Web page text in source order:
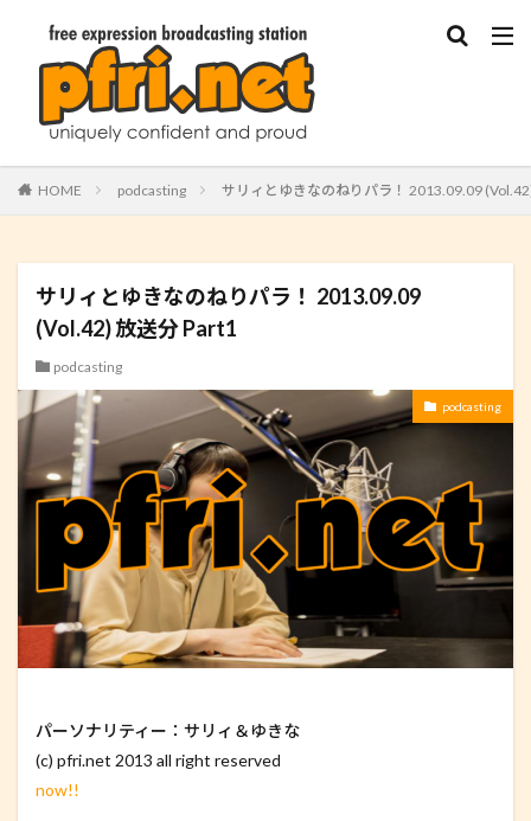
HOME podcasting サリィとゆきなのねりパラ！ 2013.09.09
サリィとゆきなのねりパラ！ 2013.09.09
(Vol.42) 放送分 Part1
podcasting
podcasting
パーソナリティー：サリィ＆ゆきな
(c) pfri.net 2013 all right reserved
now!!